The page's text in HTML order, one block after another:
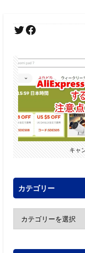
キャ
カテゴリー